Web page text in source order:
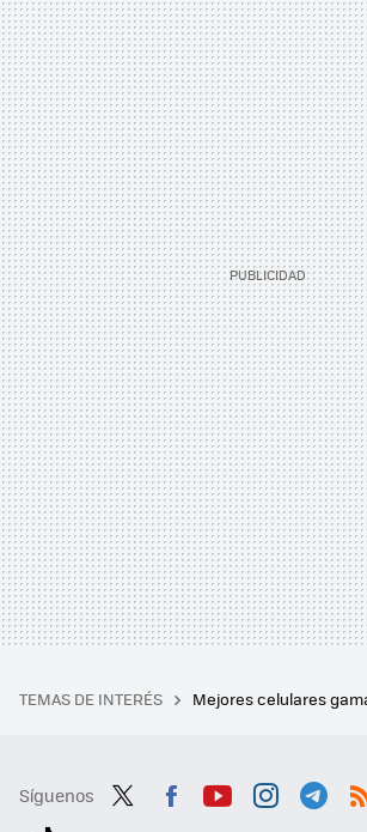
TEMAS DE INTERÉS Mejores celulares
Síguenos